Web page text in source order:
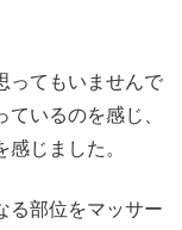
ってもいませんで
いるのを感じ、
じました。
る部位をマッサー